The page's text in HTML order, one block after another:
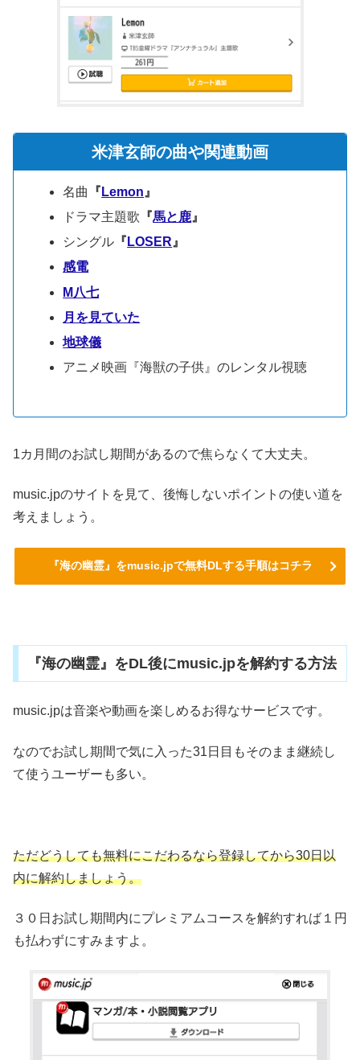
米津玄師の曲や関連動画
名曲 『 Lemon 』
ドラマ主題歌 『馬と鹿 』
シングル 『 LOSER 』
感電
M八七
月を見ていた
地球儀
アニメ映画『海獣の子供』のレンタル視聴
1カ月間のお試し期間があるので焦らなくて大丈夫。
music.jpのサイトを見て、後悔しないポイントの使い道を
考えましょう。
『海の幽霊』をmusic.jpで無料DLする手順はコチラ
『海の幽霊』をDL後にmusic.jpを解約する方法
music.jpは音楽や動画を楽しめるお得なサービスです。
なのでお試し期間で気に入った31日目もそのまま継続し
て使うユーザーも多い。
ただどうしても無料にこだわるなら登録してから30日以
内に解約しましょう。
３０日お試し期間内にプレミアムコースを解約すれば１円
も払わずにすみますよ。